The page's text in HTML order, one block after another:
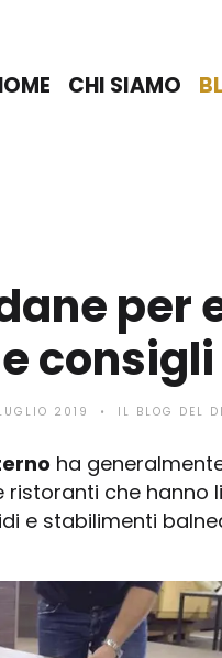
CHI SIAMO
per
e consigli
2019 IL BLOG DEL
ha
che
e stabilimenti